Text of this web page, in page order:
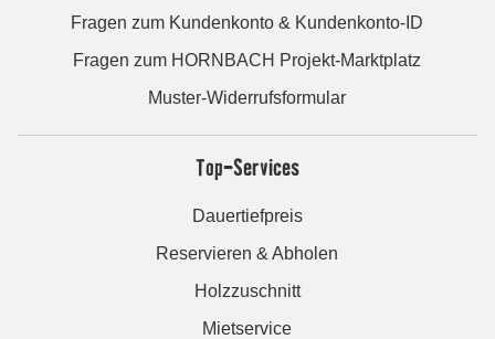
Fragen zum Kundenkonto & Kundenkonto-ID
Fragen zum HORNBACH Projekt-Marktplatz
Muster-Widerrufsformular
Top-Services
Dauertiefpreis
Reservieren & Abholen
Holzzuschnitt
Mietservice